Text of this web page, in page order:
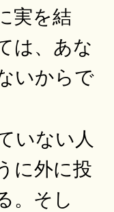
実を結
は、あな
いからで
いない人
に外に投
。そし